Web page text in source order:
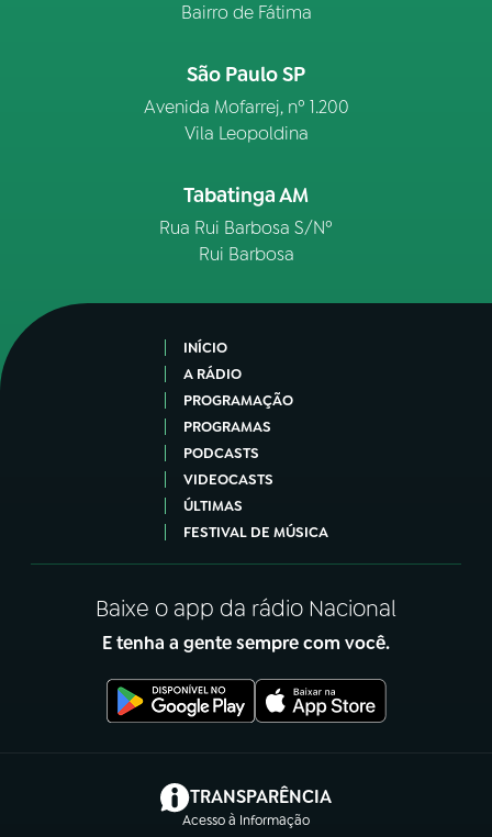
Bairro de Fátima
São Paulo SP
Avenida Mofarrej, nº 1.200
Vila Leopoldina
Tabatinga AM
Rua Rui Barbosa S/Nº
Rui Barbosa
INÍCIO
A RÁDIO
PROGRAMAÇÃO
PROGRAMAS
PODCASTS
VIDEOCASTS
ÚLTIMAS
FESTIVAL DE MÚSICA
Baixe o app da rádio Nacional
E tenha a gente sempre com você.
TRANSPARÊNCIA
Acesso à Informação
(abre em nova aba)